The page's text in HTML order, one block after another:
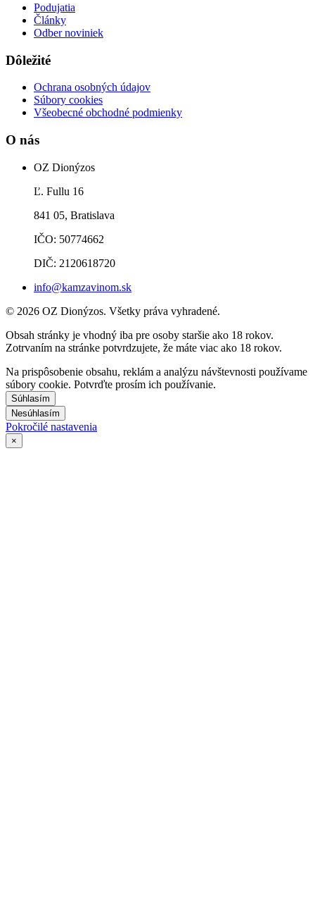
Podujatia
Články
Odber noviniek
Dôležité
Ochrana osobných údajov
Súbory cookies
Všeobecné obchodné podmienky
O nás
OZ Dionýzos
Ľ. Fullu 16
841 05, Bratislava
IČO: 50774662
DIČ: 2120618720
info@kamzavinom.sk
© 2026 OZ Dionýzos. Všetky práva vyhradené.
Obsah stránky je vhodný iba pre osoby staršie ako 18 rokov.
Zotrvaním na stránke potvrdzujete, že máte viac ako 18 rokov.
Na prispôsobenie obsahu, reklám a analýzu návštevnosti používame
súbory cookie. Potvrďte prosím ich používanie.
Súhlasím
Nesúhlasím
Pokročilé nastavenia
×